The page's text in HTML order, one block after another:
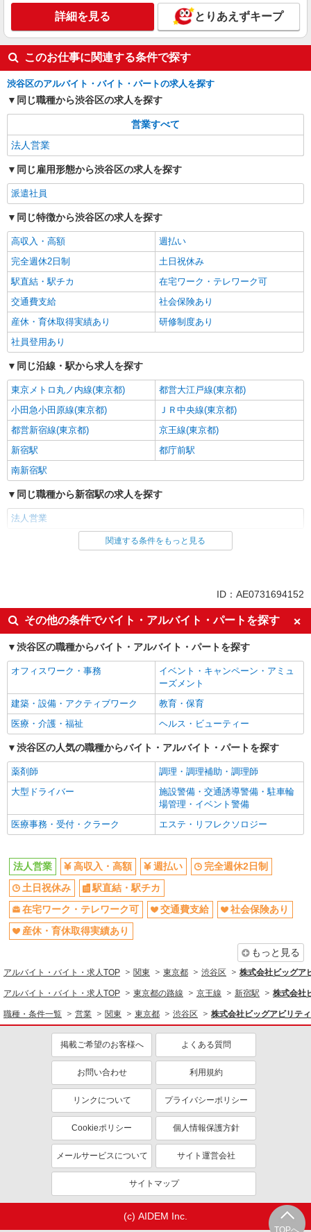
株式会社ココナラテック
法人営業（リーダー候補）
■年俸制にて支給 月額：375,000円〜500,000円
30時間分の固定残業込み
渋谷区恵比寿4-20-3 恵比寿ガーデンプレイス
タワー29F 【変更の範囲：会社の定める場所】
詳細を見る とりあえずキープ
このお仕事に関連する条件で探す
渋谷区のアルバイト・バイト・パートの求人を探す
同じ職種から渋谷区の求人を探す
営業すべて
法人営業
同じ雇用形態から渋谷区の求人を探す
派遣社員
同じ特徴から渋谷区の求人を探す
高収入・高額
週払い
完全週休2日制
土日祝休み
駅直結・駅チカ
在宅ワーク・テレワーク可
交通費支給
社会保険あり
産休・育休取得実績あり
研修制度あり
社員登用あり
同じ沿線・駅から求人を探す
東京メトロ丸ノ内線(東京都)
都営大江戸線(東京都)
小田急小田原線(東京都)
ＪＲ中央線(東京都)
都営新宿線(東京都)
京王線(東京都)
新宿駅
都庁前駅
南新宿駅
同じ職種から新宿駅の求人を探す
法人営業
同じ雇用形態から新宿駅の求人を探す
高収入・高額
週払い
完全週休2日制
土日祝休み
駅直結・駅チカ
在宅ワーク・テレワーク可
交通費支給
社会保険あり
産休・育休取得実績あり
研修制度あり
社員登用あり
営業
同じ特徴から求人を探す
交通費支給
社会保険あり
産休・育休取得実績あり
関連する条件をもっと見る
ID：AE0731694152
その他の条件でバイト・アルバイト・パートを探す
渋谷区の職種からバイト・アルバイト・パートを探す
オフィスワーク・事務
イベント・キャンペーン・アミュ
ーズメント
建築・設備・アクティブワーク
教育・保育
医療・介護・福祉
ヘルス・ビューティー
渋谷区の人気の職種からバイト・アルバイト・パートを探す
薬剤師
調理・調理補助・調理師
大型ドライバー
施設警備・交通誘導警備・駐車輪
場管理・イベント警備
医療事務・受付・クラーク
エステ・リフレクソロジー
TOPへ
法人営業 高収入・高額 週払い
完全週休2日制
土日祝休み
駅直結・駅チカ
在宅ワーク・テレワーク可
交通費支給
社会保険あり
産休・育休取得実績あり
もっと見る
アルバイト・バイト・求人TOP 関東 東京都 渋谷区 株式会社ビッグア
アルバイト・バイト・求人TOP 東京都の路線 京王線 新宿駅 株式会社
職種・条件一覧 営業 関東 東京都 渋谷区 株式会社ビッグアビリテ
掲載ご希望のお客様へ よくある質問
お問い合わせ 利用規約
リンクについて プライバシーポリシー
Cookieポリシー 個人情報保護方針
メールサービスについて サイト運営会社
サイトマップ
(c) AIDEM Inc.